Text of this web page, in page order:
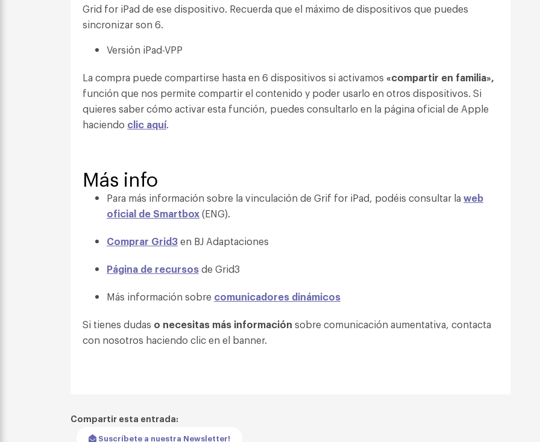
Grid for iPad de ese dispositivo. Recuerda que el máximo de dispositivos que puedes
sincronizar son 6.
Versión iPad-VPP
La compra puede compartirse hasta en 6 dispositivos si activamos «compartir en familia»,
función que nos permite compartir el contenido y poder usarlo en otros dispositivos. Si
quieres saber cómo activar esta función, puedes consultarlo en la página oficial de Apple
haciendo clic aquí.
Más info
Para más información sobre la vinculación de Grif for iPad, podéis consultar la web
oficial de Smartbox(ENG).
Comprar Grid3en BJ Adaptaciones
Página de recursosde Grid3
Más información sobre comunicadores dinámicos
Si tienes dudas o necesitas más información sobre comunicación aumentativa, contacta
con nosotros haciendo clic en el banner.
Compartir esta entrada:
Suscríbete a nuestra Newsletter!